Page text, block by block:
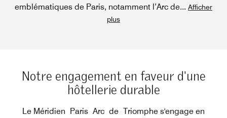
emblématiques de Paris, notamment l’Arc de... Afficher
plus
Notre engagement en faveur d'une
hôtellerie durable
Le Méridien Paris Arc de Triomphe s'engage en